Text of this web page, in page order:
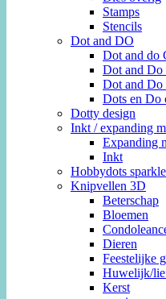
Stamps
Stencils
Dot and DO
Dot and do
Dot and Do
Dot and Do
Dots en Do
Dotty design
Inkt / expanding
Expanding
Inkt
Hobbydots
Knipvellen 3D
Beterschap
Bloemen
Dieren
Feestelijke
Huwelijk/
Kerst